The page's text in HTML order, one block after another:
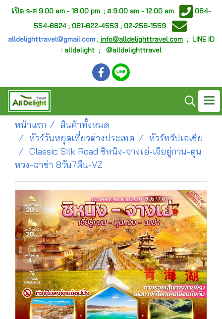
เปิด จ-ศ 9:00 am - 18:00 pm. ; ส 9:00 am - 12:00 am.
084-
554-6624 ; 081-622-4553 ; 02-258-1559
alldelighttravel@gmail.com; info@alldelighttravel.com; LINE ID
: alldelight ; @alldelighttravel
หน้าแรก
สินค้าทั้งหมด
ทัวร์วันหยุดเที่ยวต่างประเทศ
ทัวร์ทวีปเอเชีย
Classic Silk Road ซิหนิง-จางเย่-เจียยู่กวน-ตุน
หวง-ฉาข่า 8วัน7คืน-VZ